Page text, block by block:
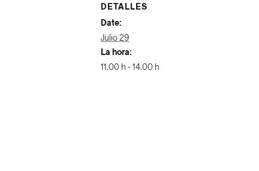
DETALLES
Date:
Julio 29
La hora:
11.00 h - 14.00 h